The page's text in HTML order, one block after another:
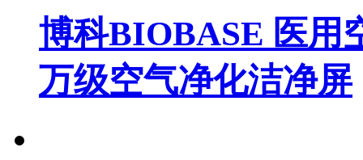
博科BIOBASE 医用
万级空气净化洁净屏